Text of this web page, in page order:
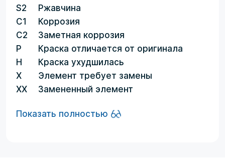
S2
Ржавчина
C1
Коррозия
C2
Заметная коррозия
P
Краска отличается от оригинала
H
Краска ухудшилась
X
Элемент требует замены
XX
Замененный элемент
Показать полностью